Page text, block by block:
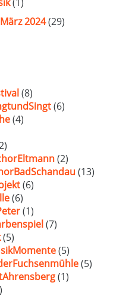
2024(29)
(8)
(6)
(4)
(2)
(13)
(6)
(6)
(1)
(7)
(5)
(5)
(5)
(1)